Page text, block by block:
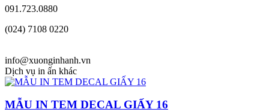
091.723.0880
(024) 7108 0220
info@xuonginhanh.vn
Dịch vụ in ấn khác
MẪU IN TEM DECAL GIẤY 16